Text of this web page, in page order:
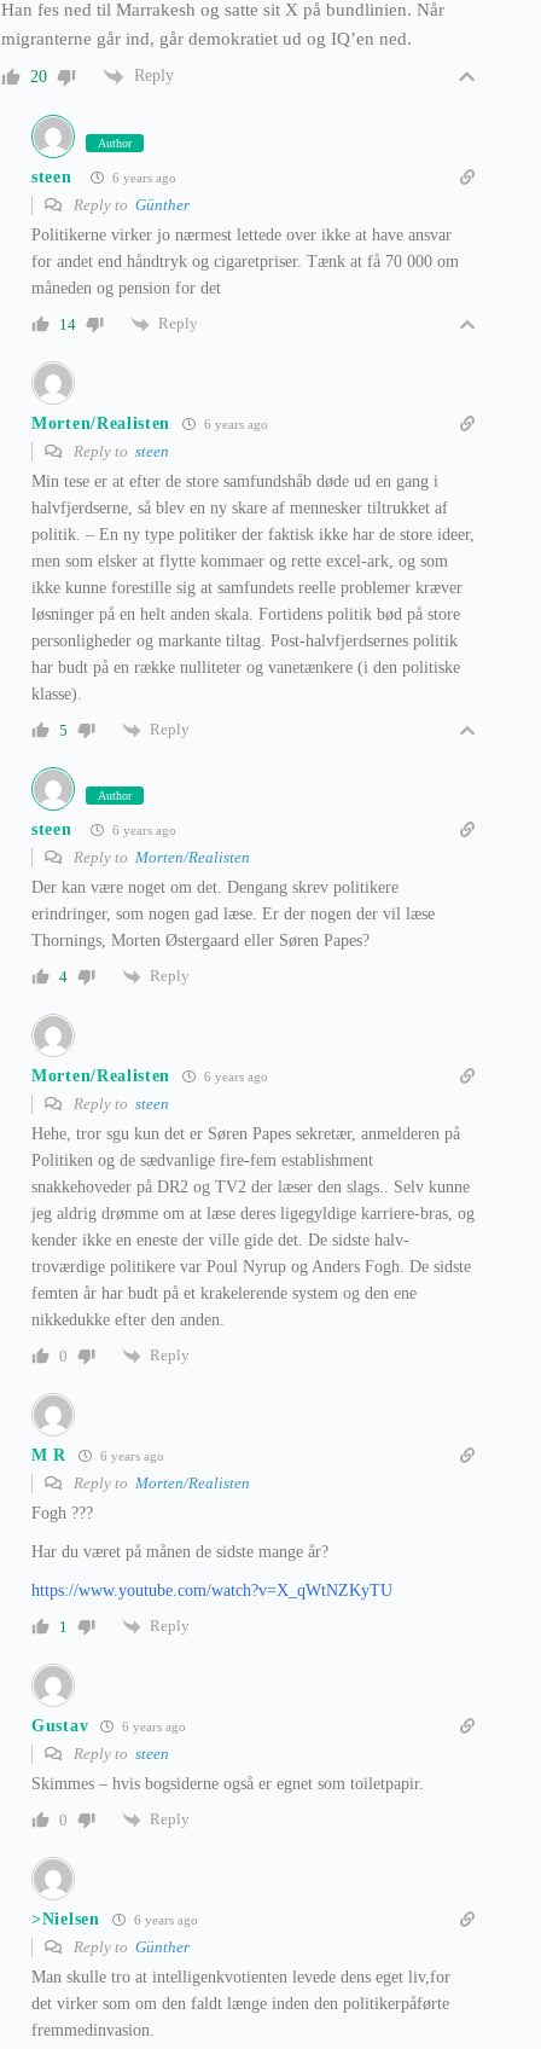
Han fes ned til Marrakesh og satte sit X på bundlinien. Når
migranterne går ind, går demokratiet ud og IQ’en ned.
20 Reply
Author
steen 6 years ago
Reply to Günther
Politikerne virker jo nærmest lettede over ikke at have ansvar
for andet end håndtryk og cigaretpriser. Tænk at få 70 000 om
måneden og pension for det
14
Reply
Morten/Realisten 6 years ago
Reply to steen
Min tese er at efter de store samfundshåb døde ud en gang i
halvfjerdserne, så blev en ny skare af mennesker tiltrukket af
politik. – En ny type politiker der faktisk ikke har de store ideer,
men som elsker at flytte kommaer og rette excel-ark, og som
ikke kunne forestille sig at samfundets reelle problemer kræver
løsninger på en helt anden skala. Fortidens politik bød på store
personligheder og markante tiltag. Post-halvfjerdsernes politik
har budt på en række nulliteter og vanetænkere (i den politiske
klasse).
5
Reply
Author
steen 6 years ago
Reply to Morten/Realisten
Der kan være noget om det. Dengang skrev politikere
erindringer, som nogen gad læse. Er der nogen der vil læse
Thornings, Morten Østergaard eller Søren Papes?
4
Reply
Morten/Realisten 6 years ago
Reply to steen
Hehe, tror sgu kun det er Søren Papes sekretær, anmelderen på
Politiken og de sædvanlige fire-fem establishment
snakkehoveder på DR2 og TV2 der læser den slags.. Selv kunne
jeg aldrig drømme om at læse deres ligegyldige karriere-bras, og
kender ikke en eneste der ville gide det. De sidste halv-
troværdige politikere var Poul Nyrup og Anders Fogh. De sidste
femten år har budt på et krakelerende system og den ene
nikkedukke efter den anden.
0
Reply
M R 6 years ago
Reply to Morten/Realisten
Fogh ???
Har du været på månen de sidste mange år?
https://www.youtube.com/watch?v=X_qWtNZKyTU
1
Reply
Gustav 6 years ago
Reply to steen
Skimmes – hvis bogsiderne også er egnet som toiletpapir.
0
Reply
>Nielsen 6 years ago
Reply to Günther
Man skulle tro at intelligenkvotienten levede dens eget liv,for
det virker som om den faldt længe inden den politikerpåførte
fremmedinvasion.